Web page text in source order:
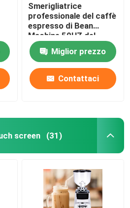
Smerigliatrice
professionale del caffè
espresso di Bean
Machine 50HZ del
caffè espresso
dell'OEMMiglior prezzo
Contattaci
screen (31)